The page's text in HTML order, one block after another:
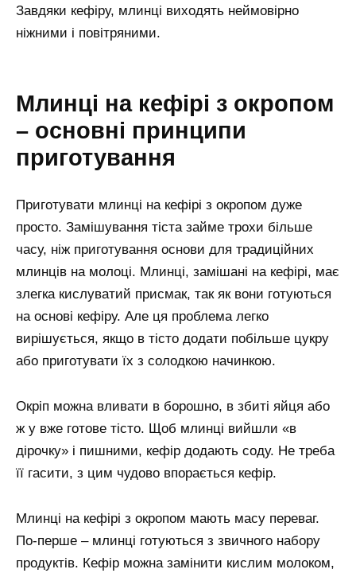
Завдяки кефіру, млинці виходять неймовірно
ніжними і повітряними.
Млинці на кефірі з окропом
– основні принципи
приготування
Приготувати млинці на кефірі з окропом дуже
просто. Замішування тіста займе трохи більше
часу, ніж приготування основи для традиційних
млинців на молоці. Млинці, замішані на кефірі, має
злегка кислуватий присмак, так як вони готуються
на основі кефіру. Але ця проблема легко
вирішується, якщо в тісто додати побільше цукру
або приготувати їх з солодкою начинкою.
Окріп можна вливати в борошно, в збиті яйця або
ж у вже готове тісто. Щоб млинці вийшли «в
дірочку» і пишними, кефір додають соду. Не треба
її гасити, з цим чудово впорається кефір.
Млинці на кефірі з окропом мають масу переваг.
По-перше – млинці готуються з звичного набору
продуктів. Кефір можна замінити кислим молоком,